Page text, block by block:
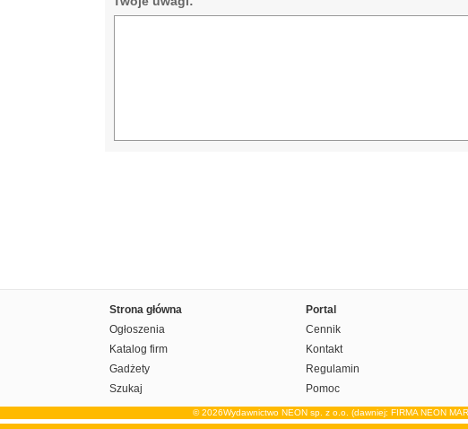
Strona główna
Ogłoszenia
Katalog firm
Gadżety
Szukaj
Portal
Cennik
Kontakt
Regulamin
Pomoc
© 2026Wydawnictwo NEON sp. z o.o. (dawniej: FIRMA NEON